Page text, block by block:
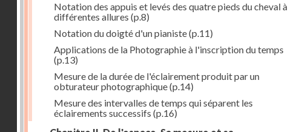
Notation des appuis et levés des quatre pieds du cheval à
différentes allures (p.8)
Notation du doigté d'un pianiste(p.11)
Applications de la Photographie à l'inscription du temps
(p.13)
Mesure de la durée de l'éclairement produit par un
obturateur photographique(p.14)
Mesure des intervalles de temps qui séparent les
éclairements successifs (p.16)